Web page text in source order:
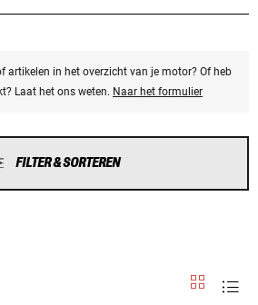
artikelen in het overzicht van je motor? Of heb
Laat het ons weten. Naar het formulier
FILTER & SORTEREN